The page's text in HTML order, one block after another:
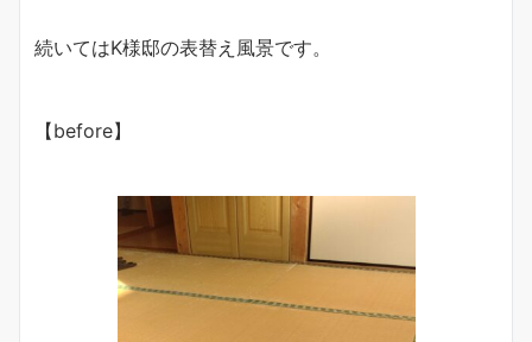
続いてはK様邸の表替え風景です。
【before】